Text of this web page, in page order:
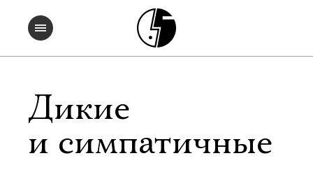
Дикие
и симпатичные